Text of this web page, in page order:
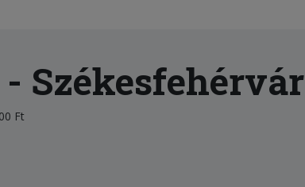
- Székesfehérvár
Ft